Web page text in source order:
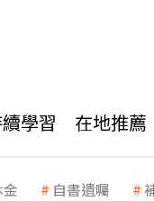
學習 在地推薦
自書遺囑